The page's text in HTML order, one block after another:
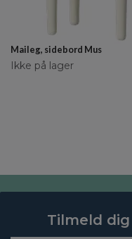
Maileg, sidebord Mus
Ikke på lager
Tilmeld